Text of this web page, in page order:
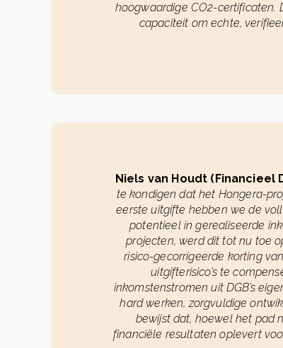
hoogwaardige CO2-certificaten.
capaciteit om echte,
Niels van Houdt (Financieel
te kondigen dat het Hongera-
eerste uitgifte hebben we de
potentieel in gerealiseerde
projecten, werd dit tot nu toe
risico-gecorrigeerde korting
uitgifterisico’s te
inkomstenstromen uit DGB’s
hard werken, zorgvuldige
bewijst dat, hoewel het pad
financiële resultaten oplevert